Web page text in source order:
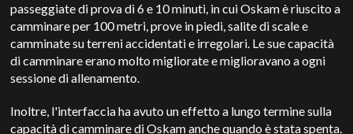
passeggiate di prova di 6 e 10 minuti, in cui Oskam è riuscito a
camminare per 100 metri, prove in piedi, salite di scale e
camminate su terreni accidentati e irregolari. Le sue capacità
di camminare erano molto migliorate e miglioravano a ogni
sessione di allenamento.
Inoltre, l'interfaccia ha avuto un effetto a lungo termine sulla
capacità di camminare di Oskam anche quando è stata spenta.